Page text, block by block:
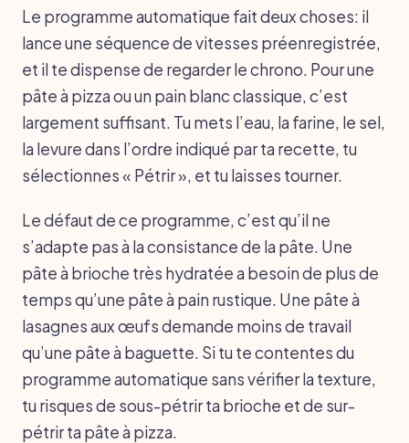
Le programme automatique fait deux choses: il
lance une séquence de vitesses préenregistrée,
et il te dispense de regarder le chrono. Pour une
pâte à pizza ou un pain blanc classique, c’est
largement suffisant. Tu mets l’eau, la farine, le sel,
la levure dans l’ordre indiqué par ta recette, tu
sélectionnes « Pétrir », et tu laisses tourner.
Le défaut de ce programme, c’est qu’il ne
s’adapte pas à la consistance de la pâte. Une
pâte à brioche très hydratée a besoin de plus de
temps qu’une pâte à pain rustique. Une pâte à
lasagnes aux œufs demande moins de travail
qu’une pâte à baguette. Si tu te contentes du
programme automatique sans vérifier la texture,
tu risques de sous-pétrir ta brioche et de sur-
pétrir ta pâte à pizza.